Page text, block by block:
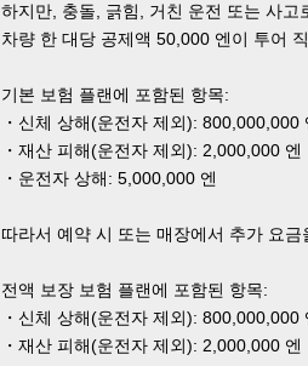
하지만, 충돌, 긁힘, 거친 운전 또는 사고
차량 한 대당 공제액 50,000 엔이 투어
기본 보험 플랜에 포함된 항목:
・신체 상해(운전자 제외): 800,000,000
・재산 피해(운전자 제외): 2,000,000 엔
・운전자 상해: 5,000,000 엔
따라서 예약 시 또는 매장에서 추가 요
전액 보장 보험 플랜에 포함된 항목:
・신체 상해(운전자 제외): 800,000,000
・재산 피해(운전자 제외): 2,000,000 엔